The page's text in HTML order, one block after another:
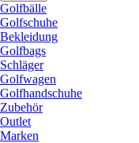
Golfbälle
Golfschuhe
Bekleidung
Golfbags
Schläger
Golfwagen
Golfhandschuhe
Zubehör
Outlet
Marken